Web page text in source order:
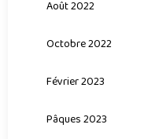
Août 2022
Octobre 2022
Février 2023
Pâques 2023